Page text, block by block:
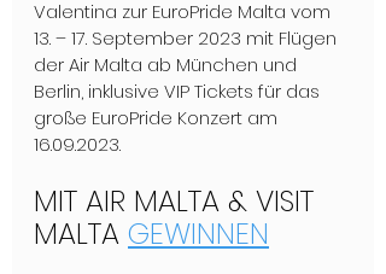
Valentina zur EuroPride Malta vom
13. – 17. September 2023 mit Flügen
der Air Malta ab München und
Berlin, inklusive VIP Tickets für das
große EuroPride Konzert am
16.09.2023.
MIT AIR MALTA & VISIT
MALTA GEWINNEN